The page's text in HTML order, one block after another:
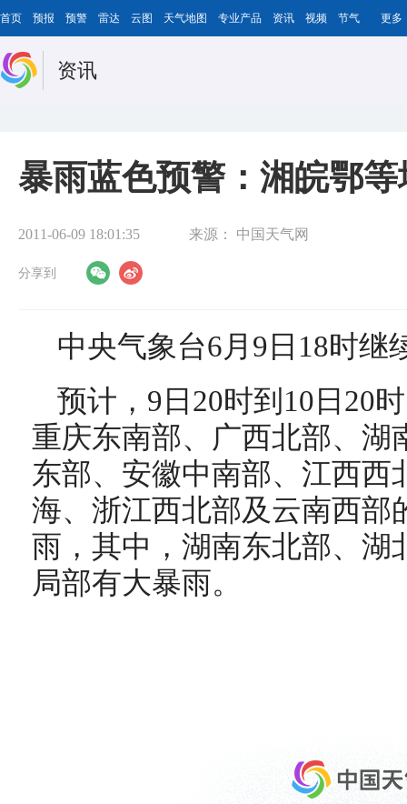
首页 预报 预警 雷达 云图 天气地图 专业产品 资讯 视频 节气 更多
资讯
暴雨蓝色预警：湘皖鄂
2011-06-09 18:01:35 来源： 中国天气网
分享到
中央气象台6月9日18时继
预计，9日20时到10日20
重庆东南部、广西北部、湖
东部、安徽中南部、江西西
海、浙江西北部及云南西部
雨，其中，湖南东北部、湖
局部有大暴雨。